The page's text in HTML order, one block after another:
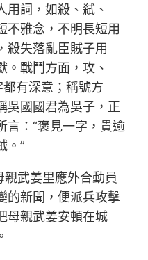
用詞，如殺、弒、
不雅念，不明長短用
殺失落亂臣賊子用
。戰鬥方面，攻、
有深意；稱號方
吳國國君為吳子，正
言：“褒見一字，貴逾
。”
武姜里應外合動員
的新聞，便派兵攻擊
母親武姜安頓在城